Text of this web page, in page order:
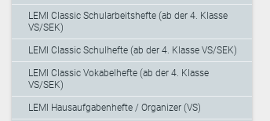
LEMI Classic Schularbeitshefte (ab der 4. Klasse
VS/SEK)
LEMI Classic Schulhefte (ab der 4. Klasse VS/SEK)
LEMI Classic Vokabelhefte (ab der 4. Klasse
VS/SEK)
LEMI Hausaufgabenhefte / Organizer (VS)